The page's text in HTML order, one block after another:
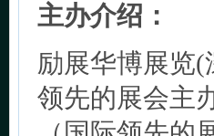
主办介绍：
励展华博展览
领先的展会主